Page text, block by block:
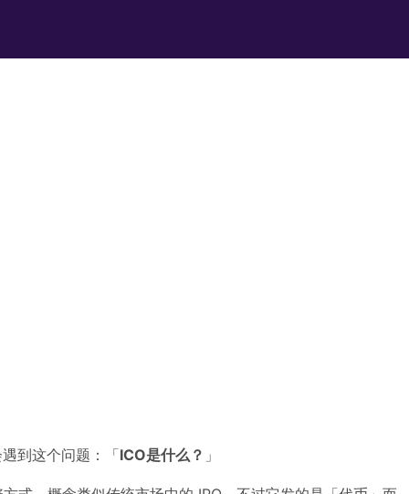
到这个问题：「ICO是什么？ 」